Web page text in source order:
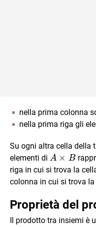
nella prima colonna
nella prima riga gli
Su ogni altra cella della
elementi di A
\times
B
A × B
riga in cui si trova la
colonna in cui si trova la
Proprietà del
Il prodotto tra insiemi è